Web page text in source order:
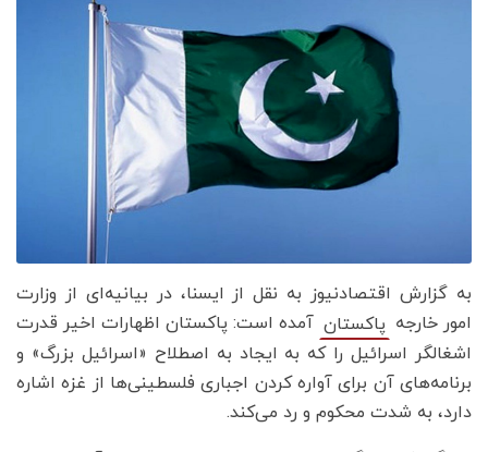
به گزارش اقتصادنیوز به نقل از ایسنا، در بیانیه‌ای از وزارت
امور خارجه پاکستان آمده است: پاکستان اظهارات اخیر قدرت
اشغالگر اسرائیل را که به ایجاد به اصطلاح «اسرائیل بزرگ» و
برنامه‌های آن برای آواره کردن اجباری فلسطینی‌ها از غزه اشاره
دارد، به شدت محکوم و رد می‌کند.